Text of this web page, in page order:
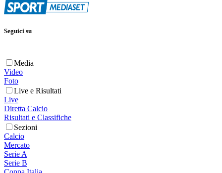
Seguici su
Media
Video
Foto
Live e Risultati
Live
Diretta Calcio
Risultati e Classifiche
Sezioni
Calcio
Mercato
Serie A
Serie B